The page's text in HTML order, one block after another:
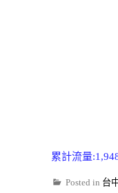
累計流量
Posted in 台